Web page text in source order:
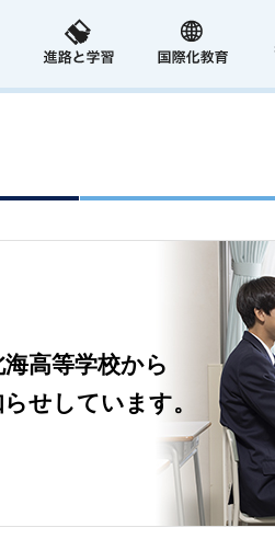
高等学校から
せしています。